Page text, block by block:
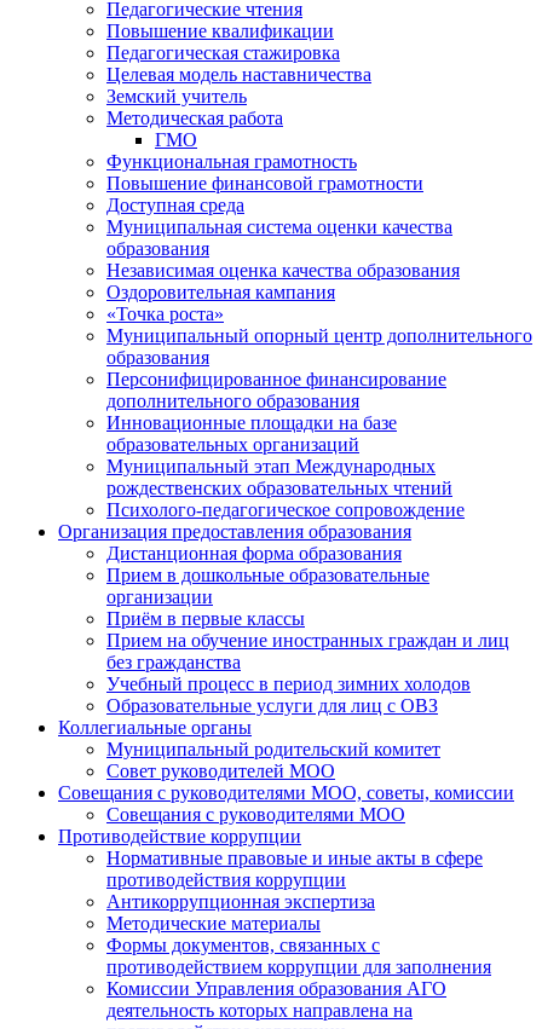
Педагогические чтения
Повышение квалификации
Педагогическая стажировка
Целевая модель наставничества
Земский учитель
Методическая работа
ГМО
Функциональная грамотность
Повышение финансовой грамотности
Доступная среда
Муниципальная система оценки качества
образования
Независимая оценка качества образования
Оздоровительная кампания
«Точка роста»
Муниципальный опорный центр дополнительного
образования
Персонифицированное финансирование
дополнительного образования
Инновационные площадки на базе
образовательных организаций
Муниципальный этап Международных
рождественских образовательных чтений
Психолого-педагогическое сопровождение
Организация предоставления образования
Дистанционная форма образования
Прием в дошкольные образовательные
организации
Приём в первые классы
Прием на обучение иностранных граждан и лиц
без гражданства
Учебный процесс в период зимних холодов
Образовательные услуги для лиц с ОВЗ
Коллегиальные органы
Муниципальный родительский комитет
Совет руководителей МОО
Совещания с руководителями МОО, советы, комиссии
Совещания с руководителями МОО
Противодействие коррупции
Нормативные правовые и иные акты в сфере
противодействия коррупции
Антикоррупционная экспертиза
Методические материалы
Формы документов, связанных с
противодействием коррупции для заполнения
Комиссии Управления образования АГО
деятельность которых направлена на